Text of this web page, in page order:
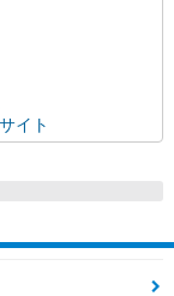
イト